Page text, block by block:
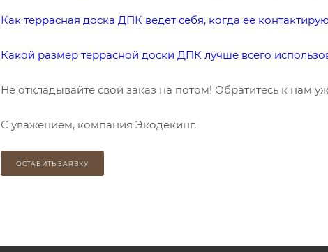
Как террасная доска ДПК ведет себя, когда ее
Какой размер террасной доски ДПК лучше всего
Не откладывайте свой заказ на потом! Обратитесь к нам
С уважением, компания Экодекинг.
ОСТАВИТЬ ЗАЯВКУ